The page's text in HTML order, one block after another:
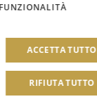
FUNZIONALITÀ
ACCETTA TUTTO
RIFIUTA TUTTO